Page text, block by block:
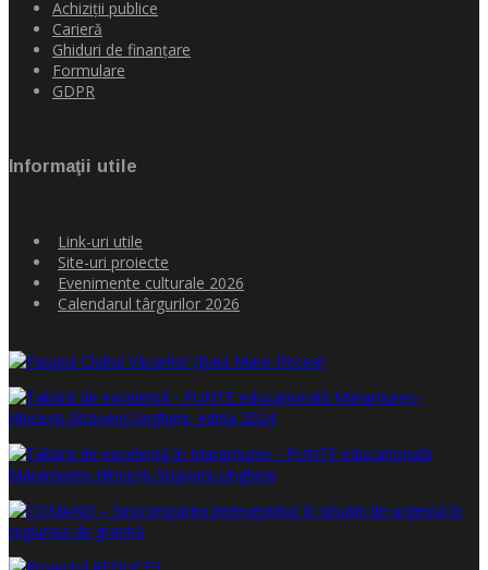
Achiziţii publice
Carieră
Ghiduri de finanţare
Formulare
GDPR
Informaţii utile
Link-uri utile
Site-uri proiecte
Evenimente culturale 2026
Calendarul târgurilor 2026